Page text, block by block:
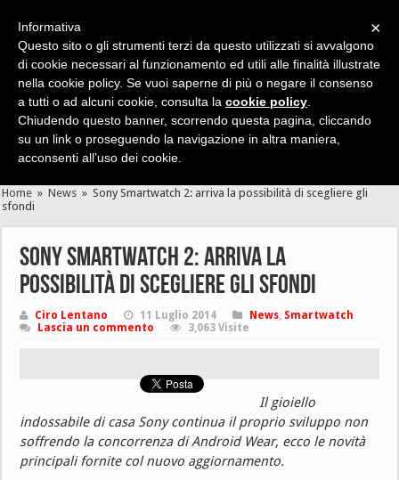
Cerca velocemente news, recensioni, guide, app, giochi ...
Home » News » Sony Smartwatch 2: arriva la possibilità di scegliere gli
sfondi
Sony Smartwatch 2: arriva la
possibilità di scegliere gli sfondi
Ciro Lentano 11 Luglio 2014 News, Smartwatch
Lascia un commento
3,063 Visite
Il gioiello
indossabile di casa Sony continua il proprio sviluppo non
soffrendo la concorrenza di Android Wear, ecco le novità
principali fornite col nuovo aggiornamento.
×
Informativa
Questo sito o gli strumenti terzi da questo utilizzati si avvalgono
di cookie necessari al funzionamento ed utili alle finalità illustrate
nella cookie policy. Se vuoi saperne di più o negare il consenso
a tutti o ad alcuni cookie, consulta la cookie policy
Chiudendo questo banner, scorrendo questa pagina, cliccando
su un link o proseguendo la navigazione in altra maniera,
acconsenti all’uso dei cookie.